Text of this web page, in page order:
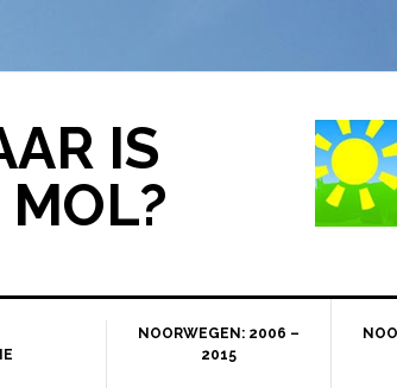
IS
MOL?
NOORWEGEN: 2006 –
2015